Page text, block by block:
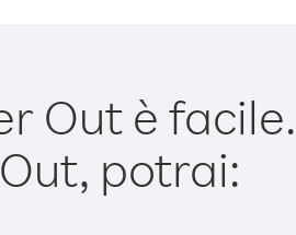
Out è facile.
potrai: